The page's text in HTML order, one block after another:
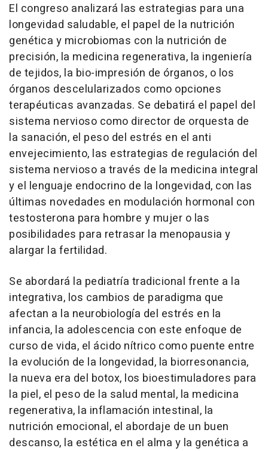
El congreso analizará las estrategias para una
longevidad saludable, el papel de la nutrición
genética y microbiomas con la nutrición de
precisión, la medicina regenerativa, la ingeniería
de tejidos, la bio-impresión de órganos, o los
órganos descelularizados como opciones
terapéuticas avanzadas. Se debatirá el papel del
sistema nervioso como director de orquesta de
la sanación, el peso del estrés en el anti
envejecimiento, las estrategias de regulación del
sistema nervioso a través de la medicina integral
y el lenguaje endocrino de la longevidad, con las
últimas novedades en modulación hormonal con
testosterona para hombre y mujer o las
posibilidades para retrasar la menopausia y
alargar la fertilidad.
Se abordará la pediatría tradicional frente a la
integrativa, los cambios de paradigma que
afectan a la neurobiología del estrés en la
infancia, la adolescencia con este enfoque de
curso de vida, el ácido nítrico como puente entre
la evolución de la longevidad, la biorresonancia,
la nueva era del botox, los bioestimuladores para
la piel, el peso de la salud mental, la medicina
regenerativa, la inflamación intestinal, la
nutrición emocional, el abordaje de un buen
descanso, la estética en el alma y la genética a